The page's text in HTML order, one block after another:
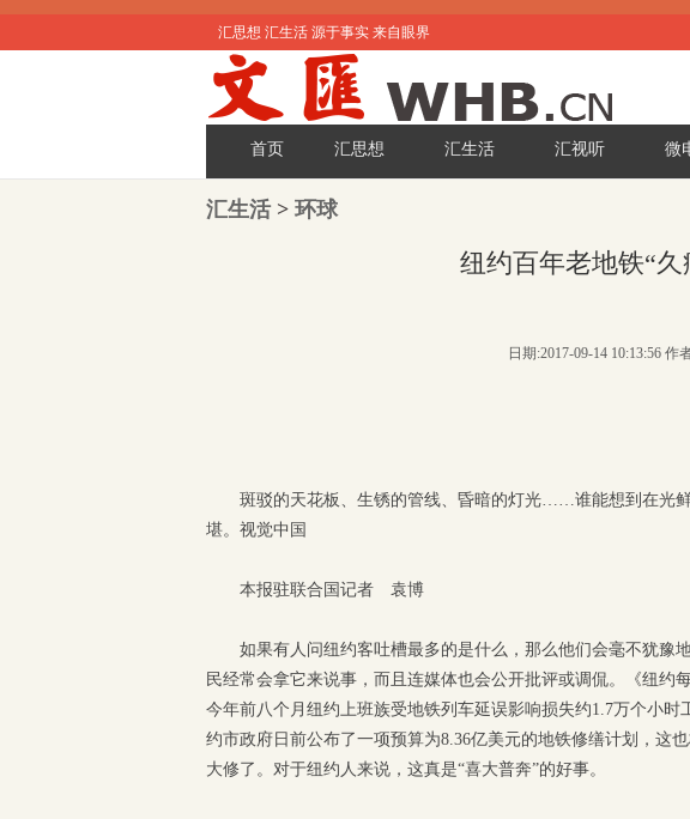
汇思想 汇生活 源于事实 来自眼界
首页 汇思想 汇生活 汇视听 微
汇生活> 环球
纽约百年老地铁“久
日期:2017-09-14 10:13:56 作
斑驳的天花板、生锈的管线、昏暗的灯光……谁能想到在光
堪。视觉中国
本报驻联合国记者 袁博
如果有人问纽约客吐槽最多的是什么，那么他们会毫不犹豫
民经常会拿它来说事，而且连媒体也会公开批评或调侃。《纽
今年前八个月纽约上班族受地铁列车延误影响损失约1.7万个小时
约市政府日前公布了一项预算为8.36亿美元的地铁修缮计划，这
大修了。对于纽约人来说，这真是“喜大普奔”的好事。